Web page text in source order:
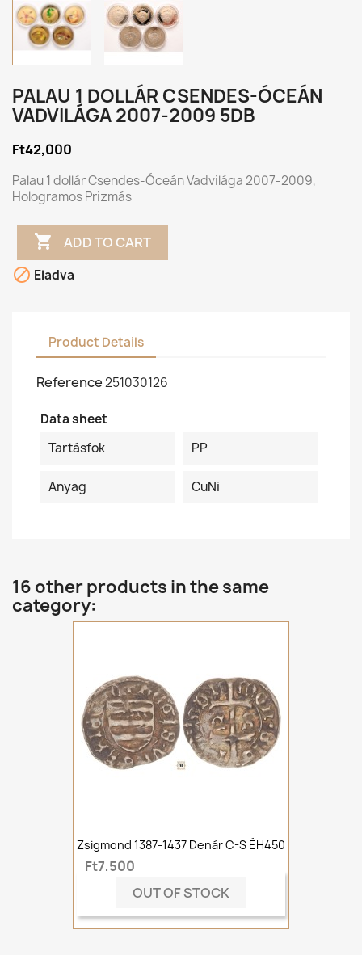
PALAU 1 DOLLÁR CSENDES-ÓCEÁN
VADVILÁGA 2007-2009 5DB
Ft42,000
Palau 1 dollár Csendes-Óceán Vadvilága 2007-2009,
Hologramos Prizmás
 ADD TO CART
 Eladva
Product Details
Reference251030126
Data sheet
Tartásfok
PP
Anyag CuNi
16 other products in the same
category:
Zsigmond 1387-1437 Denár C-S ÉH450
Ft7,500
OUT OF STOCK